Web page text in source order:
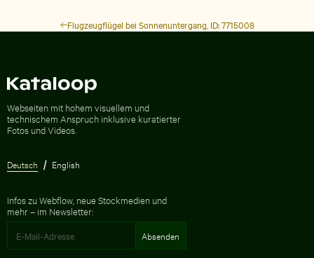
Flugzeugflügel bei Sonnenuntergang, ID: 7715008
Webseiten mit hohem visuellem und
technischem Anspruch inklusive kuratierter
Fotos und Videos.
Deutsch English
Infos zu Webflow, neue Stockmedien und
mehr – im Newsletter: